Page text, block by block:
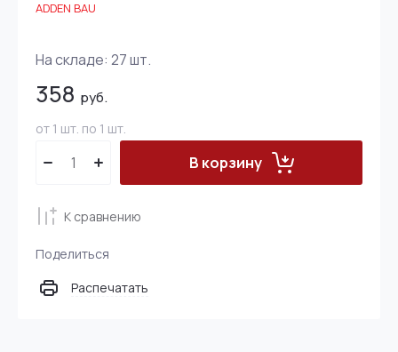
ADDEN BAU
На складе: 27шт.
358 руб.
от 1 шт. по 1 шт.
В корзину
К сравнению
Поделиться
Распечатать